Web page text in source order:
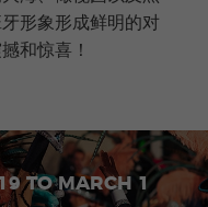
形象形成鲜明的对
和惊喜！
TO MARCH 1